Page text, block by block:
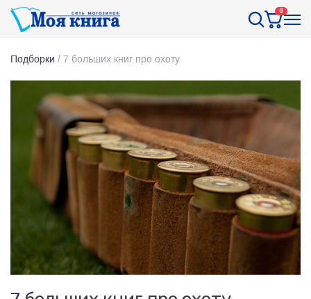
0
Подборки / 7 больших книг про охоту